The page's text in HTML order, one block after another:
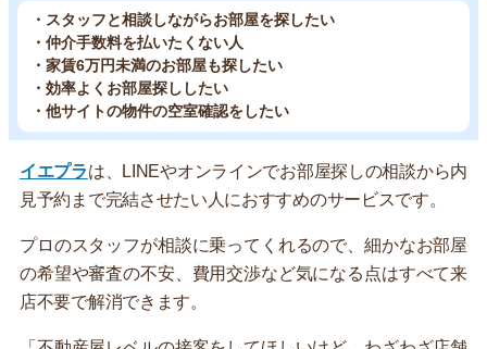
・スタッフと相談しながらお部屋を探したい
・仲介手数料を払いたくない人
・家賃6万円未満のお部屋も探したい
・効率よくお部屋探ししたい
・他サイトの物件の空室確認をしたい
イエプラは、LINEやオンラインでお部屋探しの相談から内
見予約まで完結させたい人におすすめのサービスです。
プロのスタッフが相談に乗ってくれるので、細かなお部屋
の希望や審査の不安、費用交渉など気になる点はすべて来
店不要で解消できます。